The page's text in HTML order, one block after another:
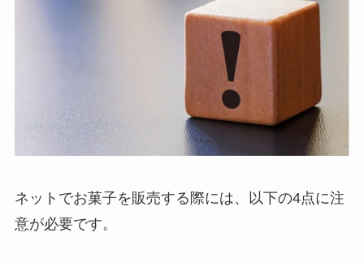
ネットでお菓子を販売する際には、以下の4点に注
意が必要です。